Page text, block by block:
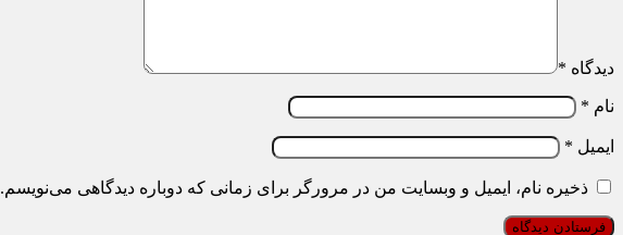
دیدگاه *
نام *
ایمیل *
ذخیره نام، ایمیل و وبسایت من در مرورگر برای زمانی که دوباره دیدگاهی می‌نویسم.